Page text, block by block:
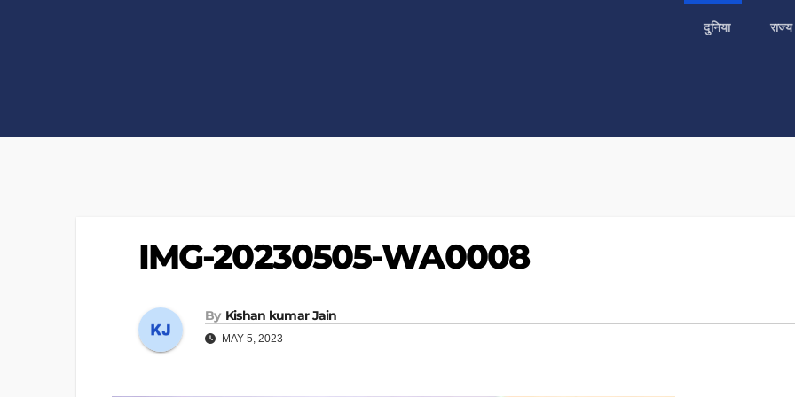
दुनिया राज्य
IMG-20230505-WA0008
By Kishan kumar Jain
MAY 5, 2023